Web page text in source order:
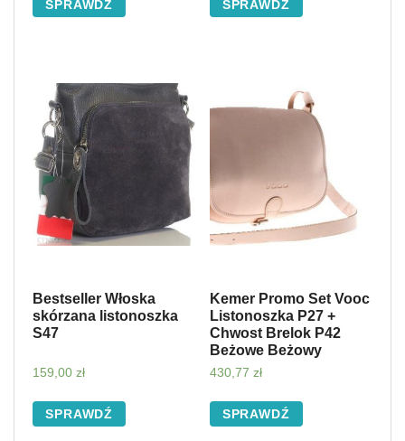
SPRAWDŹ SPRAWDŹ
Bestseller Włoska
skórzana listonoszka
S47
159,00 zł
SPRAWDŹ
Kemer Promo Set Vooc
Listonoszka P27 +
Chwost Brelok P42
Beżowe Beżowy
430,77 zł
SPRAWDŹ